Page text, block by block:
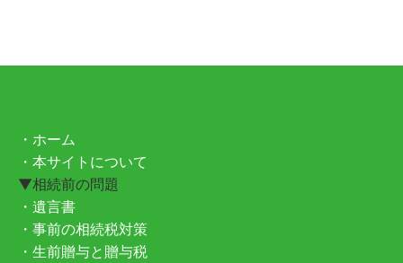
・ホーム
・本サイトについて
▼相続前の問題
・遺言書
・事前の相続税対策
・生前贈与と贈与税